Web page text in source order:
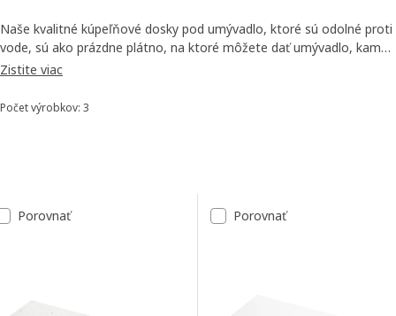
Naše kvalitné kúpeľňové dosky pod umývadlo, ktoré sú odolné proti
vode, sú ako prázdne plátno, na ktoré môžete dať umývadlo, kam
chcete: naľavo, napravo alebo do stredu. Máme predsa rôzne
môžete si vybrať z celého sortimentu materiálov od bambusu až po
Zistite viac
Zoradiť a filtrovať
Počet výrobkov: 3
Zoznam výsledkov
Porovnať Porovnať